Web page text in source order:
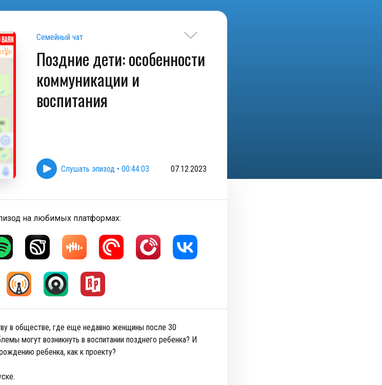
Семейный чат
Поздние дети: особенности
коммуникации и
воспитания
Слушать эпизод • 00:44:03 07.12.2023
на любимых платформах:
в обществе, где еще недавно женщины после 30
могут возникнуть в воспитании позднего ребенка? И
ребенка, как к проекту?